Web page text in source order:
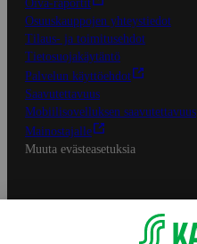
Oiva-raportit
Osuuskauppojen yhteystiedot
Tilaus- ja toimitusehdot
Tietosuojakäytäntö
Palvelun käyttöehdot
Saavutettavuus
Mobiilisovelluksen saavutettavuus
Mainostajalle
Muuta evästeasetuksia
S-ryhmän palvelut